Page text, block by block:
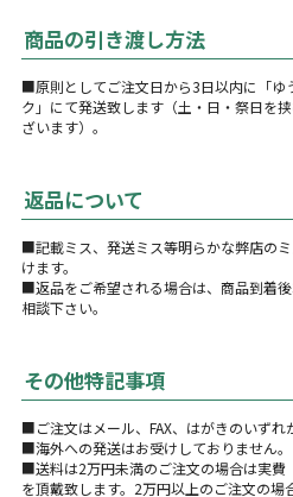
商品の引き渡し方法
■原則としてご注文日から3日以内に「ゆ
ク」にて発送致します（土・日・祭日を
ざいます）。
返品について
■記載ミス、発送ミス等明らかな弊店の
けます。
■返品をご希望される場合は、商品到着
相談下さい。
その他特記事項
■ご注文はメール、FAX、はがきのいずれ
■海外への発送はお受けしておりません。
■送料は2万円未満のご注文の場合は実費
を頂戴致します。2万円以上のご注文の